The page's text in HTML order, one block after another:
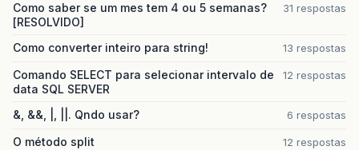
Como saber se um mes tem 4 ou 5 semanas?
[RESOLVIDO]
31 respostas
Como converter inteiro para string! 13 respostas
Comando SELECT para selecionar intervalo de
data SQL SERVER
12 respostas
&, &&, |, ||. Qndo usar? 6 respostas
O método split 12 respostas